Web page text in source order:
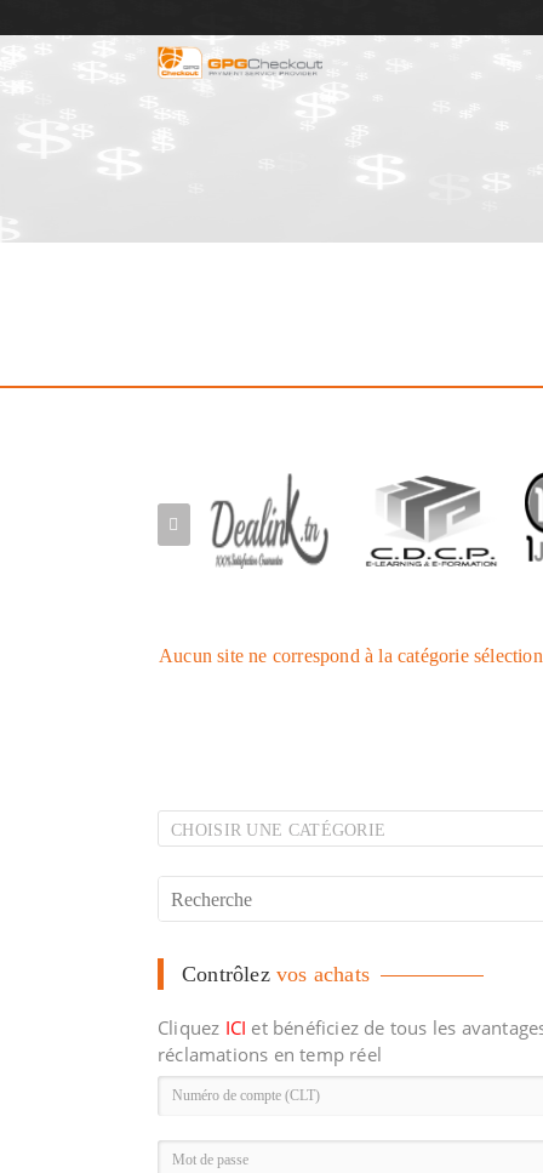
Aucun site ne correspond à la catégorie
CHOISIR UNE CATÉGORIE
Contrôlez vos achats
Cliquez ICI et bénéficiez de tous les
réclamations en temp réel